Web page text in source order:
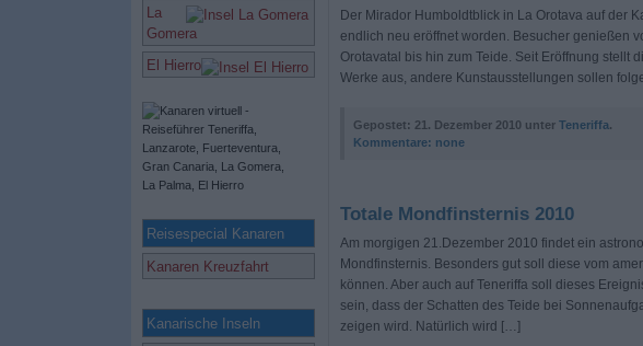
La
Gomera
El Hierro
Reisespecial Kanaren
Kanaren Kreuzfahrt
Kanarische Inseln
Der Mirador Humboldtblick in La Orotava auf der
endlich neu eröffnet worden. Besucher genießen
Orotavatal bis hin zum Teide. Seit Eröffnung stellt
Werke aus, andere Kunstausstellungen sollen
Gepostet: 21. Dezember 2010 unter Teneriffa.
Kommentare: none
Totale Mondfinsternis 2010
Am morgigen 21.Dezember 2010 findet ein
Mondfinsternis. Besonders gut soll diese vom
können. Aber auch auf Teneriffa soll dieses
sein, dass der Schatten des Teide bei
zeigen wird. Natürlich wird […]